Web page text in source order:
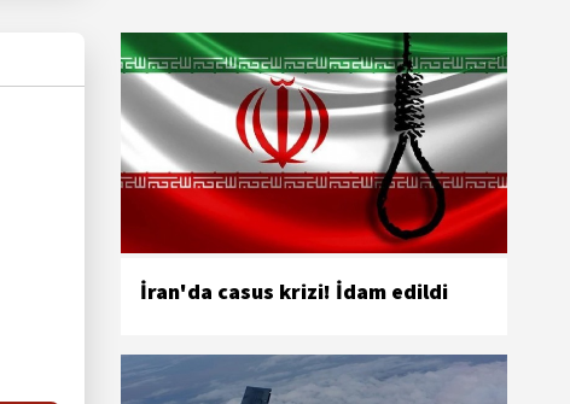
İran'da casus krizi! İdam edildi